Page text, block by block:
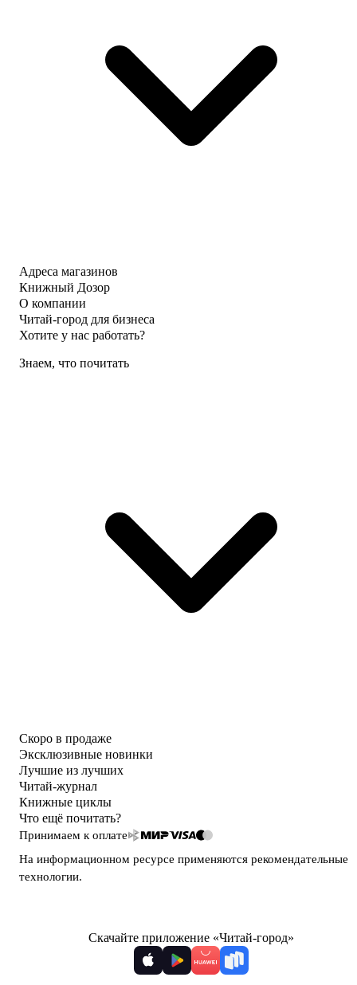
Адреса магазинов
Книжный Дозор
О компании
Читай-город для бизнеса
Хотите у нас работать?
Знаем, что почитать
Скоро в продаже
Эксклюзивные новинки
Лучшие из лучших
Читай-журнал
Книжные циклы
Что ещё почитать?
Принимаем к оплате
На информационном ресурсе применяются рекомендательные
технологии.
Скачайте приложение «Читай-город»